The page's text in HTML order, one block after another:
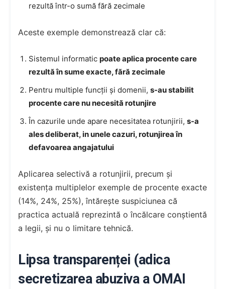
rezultă într-o sumă fără zecimale
Aceste exemple demonstrează clar că:
Sistemul informatic poate aplica procente care
rezultă în sume exacte, fără zecimale
Pentru multiple funcții și domenii, s-au stabilit
procente care nu necesită rotunjire
În cazurile unde apare necesitatea rotunjirii, s-a
ales deliberat, in unele cazuri, rotunjirea în
defavoarea angajatului
Aplicarea selectivă a rotunjirii, precum și
existența multiplelor exemple de procente exacte
(14%, 24%, 25%), întărește suspiciunea că
practica actuală reprezintă o încălcare conștientă
a legii, și nu o limitare tehnică.
Lipsa transparenței (adica
secretizarea abuziva a OMAI